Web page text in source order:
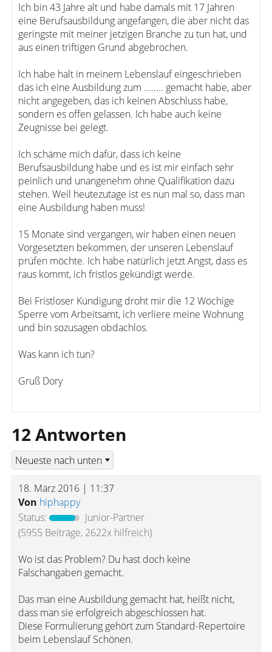
Ich bin 43 Jahre alt und habe damals mit 17 Jahren
eine Berufsausbildung angefangen, die aber nicht das
geringste mit meiner jetzigen Branche zu tun hat, und
aus einen triftigen Grund abgebrochen.
Ich habe halt in meinem Lebenslauf eingeschrieben
das ich eine Ausbildung zum ........ gemacht habe, aber
nicht angegeben, das ich keinen Abschluss habe,
sondern es offen gelassen. Ich habe auch keine
Zeugnisse bei gelegt.
Ich schäme mich dafür, dass ich keine
Berufsausbildung habe und es ist mir einfach sehr
peinlich und unangenehm ohne Qualifikation dazu
stehen. Weil heutezutage ist es nun mal so, dass man
eine Ausbildung haben muss!
15 Monate sind vergangen, wir haben einen neuen
Vorgesetzten bekommen, der unseren Lebenslauf
prüfen möchte. Ich habe natürlich jetzt Angst, dass es
raus kommt, ich fristlos gekündigt werde.
Bei Fristloser Kündigung droht mir die 12 Wöchige
Sperre vom Arbeitsamt, ich verliere meine Wohnung
und bin sozusagen obdachlos.
Was kann ich tun?
Gruß Dory
12 Antworten
18. März 2016 | 11:37
Von hiphappy
Status:
Junior-Partner
(5955 Beiträge, 2622x hilfreich)
Wo ist das Problem? Du hast doch keine
Falschangaben gemacht.
Das man eine Ausbildung gemacht hat, heißt nicht,
dass man sie erfolgreich abgeschlossen hat.
Diese Formulierung gehört zum Standard-Repertoire
beim Lebenslauf Schönen.